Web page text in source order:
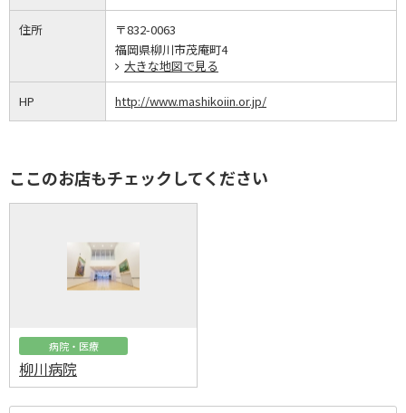
住所
〒832-0063
福岡県柳川市茂庵町4
大きな地図で見る
HP http://www.mashikoiin.or.jp/
ここのお店もチェックしてください
病院・医療
柳川病院